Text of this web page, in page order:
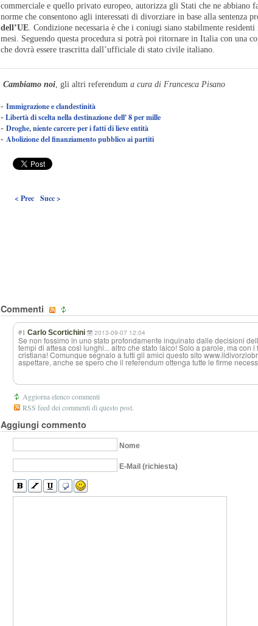
commerciale e quello privato europeo, autorizza gli Stati che ne abbiano
norme che consentono agli interessati di divorziare in base alla sentenza
dell’UE. Condizione necessaria è che i coniugi siano stabilmente
mesi. Seguendo questa procedura si potrà poi ritornare in Italia con una
che dovrà essere trascritta dall’ufficiale di stato civile italiano.
Cambiamo noi, gli altri referendum a cura di Francesca Pisano
- Immigrazione e clandestinità
- Libertà di scelta nella destinazione dell' 8 per mille
- Droghe, niente carcere per i fatti di lieve entità
- Abolizione del finanziamento pubblico ai partiti
< Prec Succ >
Commenti
#1 Carlo Scortichini 2013-09-07 12:04
Se non fossimo in uno stato profondamente inquinato dalle decisioni
tempi di attesa così lunghi... altro che stato laico! Solo a parole, ma con
cristiana! Comunque segnalo a tutti gli amici questo sito
aspettare, anche se spero che il referendum ottenga tutte le firme
Aggiorna elenco commenti
RSS feed dei commenti di questo post.
Aggiungi commento
Nome
E-Mail (richiesta)